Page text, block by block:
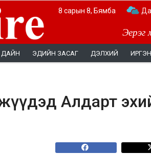
Эерэг
8 сарын 8, Бямба
ДАЙН ЭДИЙН ЗАСАГ ДЭЛХИЙ
Алдарт